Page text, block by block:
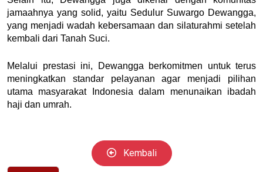
jamaahnya yang solid, yaitu Sedulur Suwargo Dewangga,
yang menjadi wadah kebersamaan dan silaturahmi setelah
kembali dari Tanah Suci.
Melalui prestasi ini, Dewangga berkomitmen untuk terus
meningkatkan standar pelayanan agar menjadi pilihan
utama masyarakat Indonesia dalam menunaikan ibadah
haji dan umrah.
Kembali